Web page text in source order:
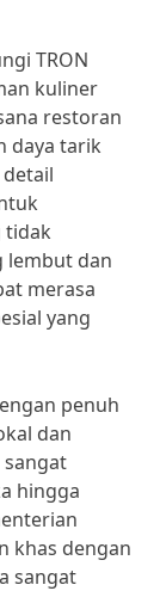
TRON
kuliner
restoran
daya tarik
tidak
lembut dan
merasa
yang
penuh
dan
hingga
khas dengan
sangat